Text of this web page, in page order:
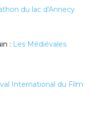
du lac d'Annecy
: Les Médiévales
International du Film